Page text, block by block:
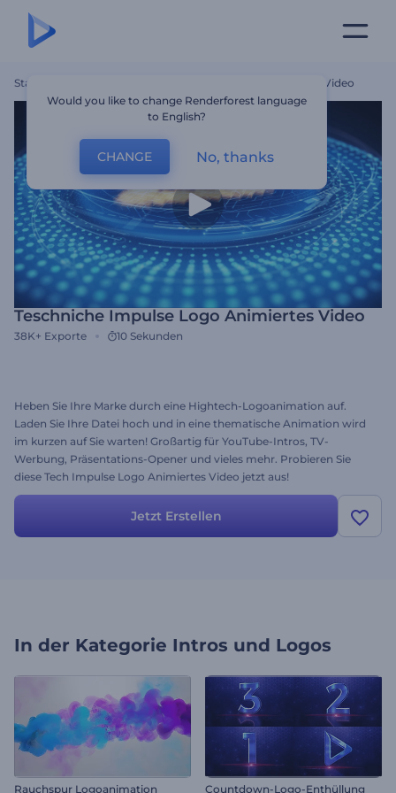
Startseite Teschniche Impulse Logo Animiertes Video
Teschniche Impulse Logo Animiertes Video
38K+ Exporte 10 Sekunden
Heben Sie Ihre Marke durch eine Hightech-Logoanimation auf.
Laden Sie Ihre Datei hoch und in eine thematische Animation wird
im kurzen auf Sie warten! Großartig für YouTube-Intros, TV-
Werbung, Präsentations-Opener und vieles mehr. Probieren Sie
diese Tech Impulse Logo Animiertes Video jetzt aus!
Jetzt Erstellen
In der Kategorie Intros und Logos
Rauchspur Logoanimation Countdown-Logo-Enthüllung
Would you like to change Renderforest language
to English?
CHANGE No, thanks